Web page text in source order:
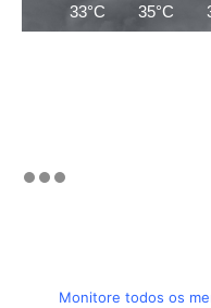
33°C 35°C
Monitore todos os